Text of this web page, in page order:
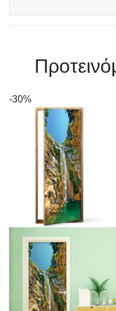
-30%